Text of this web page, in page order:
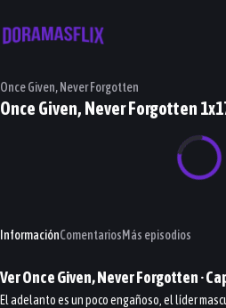
Once Given, Never Forgotten
Once Given, Never Forgotten
InformaciónComentariosMás episodios
VerOnce Given, Never Forgotten·
El adelanto es un poco engañoso, el líder